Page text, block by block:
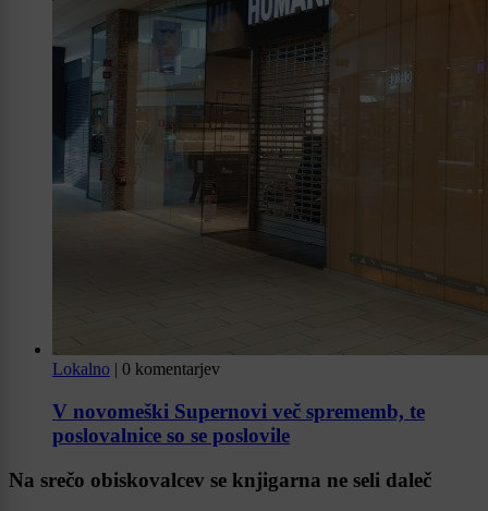
Lokalno | 0 komentarjev
V novomeški Supernovi več sprememb, te
poslovalnice so se poslovile
Na srečo obiskovalcev se knjigarna ne seli daleč